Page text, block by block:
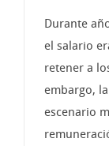
Durante
el salario
retener a
embargo,
escenario